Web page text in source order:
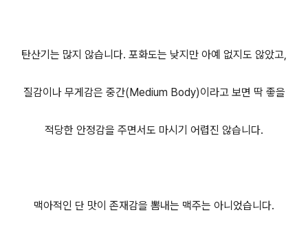
탄산기는 많지 않습니다. 포화도는 낮지만 아예 없지도 않았고,
질감이나 무게감은 중간(Medium Body)이라고 보면 딱 좋을
적당한 안정감을 주면서도 마시기 어렵진 않습니다.
맥아적인 단 맛이 존재감을 뽐내는 맥주는 아니었습니다.